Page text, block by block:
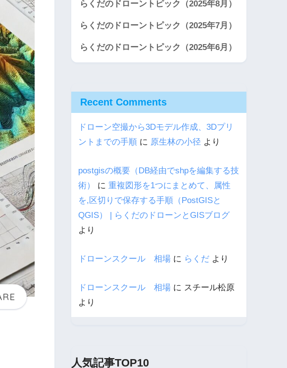
らくだのドローントピック（2025年8月）
らくだのドローントピック（2025年7月）
らくだのドローントピック（2025年6月）
Recent Comments
ドローン空撮から3Dモデル作成、3Dプリ
ントまでの手順 に 原生林の小径 より
postgisの概要（DB経由でshpを編集する技
術）
に 重複図形を1つにまとめて、属性
を,区切りで保存する手順（PostGISと
QGIS） | らくだのドローンとGISブログ
より
ドローンスクール 相場 に らくだ より
ドローンスクール 相場 に スチール松原
より
人気記事TOP10